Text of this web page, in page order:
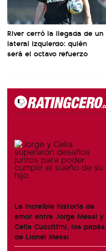
River cerró la llegada de un
lateral izquierdo: quién
será el octavo refuerzo
La increíble historia de
amor entre Jorge Messi y
Celia Cuccittini, los papás
de Lionel Messi